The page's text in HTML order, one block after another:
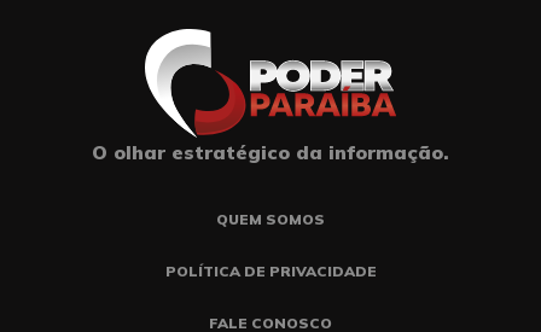
O olhar estratégico da informação.
QUEM SOMOS
POLÍTICA DE PRIVACIDADE
FALE CONOSCO